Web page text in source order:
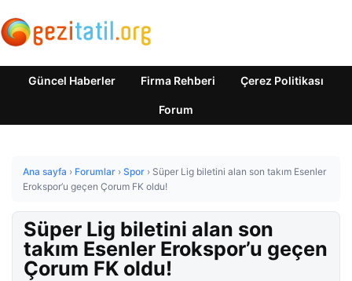
Güncel Haberler Firma Rehberi Çerez Politikası
Forum
Ana sayfa › Forumlar › Spor › Süper Lig biletini alan son takım Esenler
Erokspor’u geçen Çorum FK oldu!
Süper Lig biletini alan son
takım Esenler Erokspor’u geçen
Çorum FK oldu!